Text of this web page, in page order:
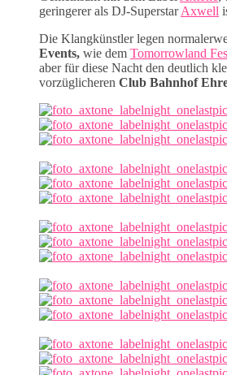
geringerer als DJ-SuperstarAxwell
Die Klangkünstler legen
Events, wie dem Tomorrowland
aber für diese Nacht den deutlich
vorzüglicheren Club Bahnhof